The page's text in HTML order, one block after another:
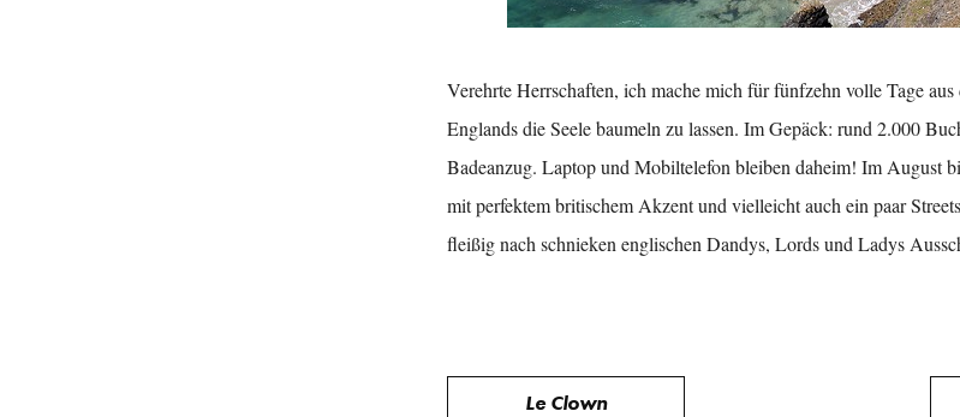
Verehrte Herrschaften, ich mache mich für fünfzehn volle Tage
Englands die Seele baumeln zu lassen. Im Gepäck: rund 2.000
Badeanzug. Laptop und Mobiltelefon bleiben daheim! Im August
mit perfektem britischem Akzent und vielleicht auch ein paar
fleißig nach schnieken englischen Dandys, Lords und Ladys
Beitragsnavigation
Le Clown